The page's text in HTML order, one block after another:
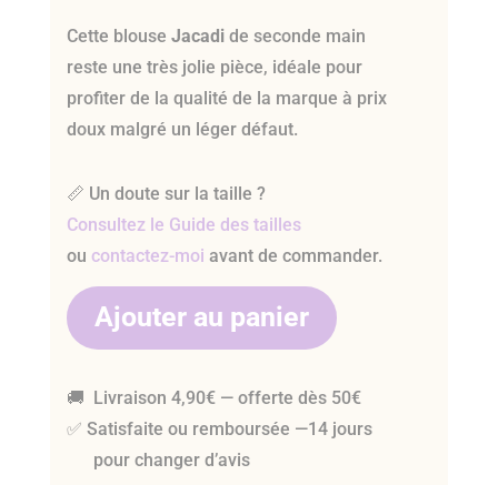
Cette blouse Jacadide seconde main
reste une très jolie pièce, idéale pour
profiter de la qualité de la marque à prix
doux malgré un léger défaut.
📏 Un doute sur la taille ?
Consultez le Guide des tailles
ou contactez-moi avant de commander.
Ajouter au panier
🚚 Livraison 4,90€ — offerte dès 50€
✅ Satisfaite ou remboursée —14 jours
pour changer d’avis